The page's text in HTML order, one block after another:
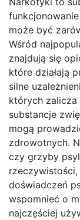
funkcjonowanie
może być
Wśród
znajdują się
które działają
silne
których zalicza
substancje
mogą
zdrowotnych.
czy grzyby
doświadczeń
wspomnieć o
najczęściej